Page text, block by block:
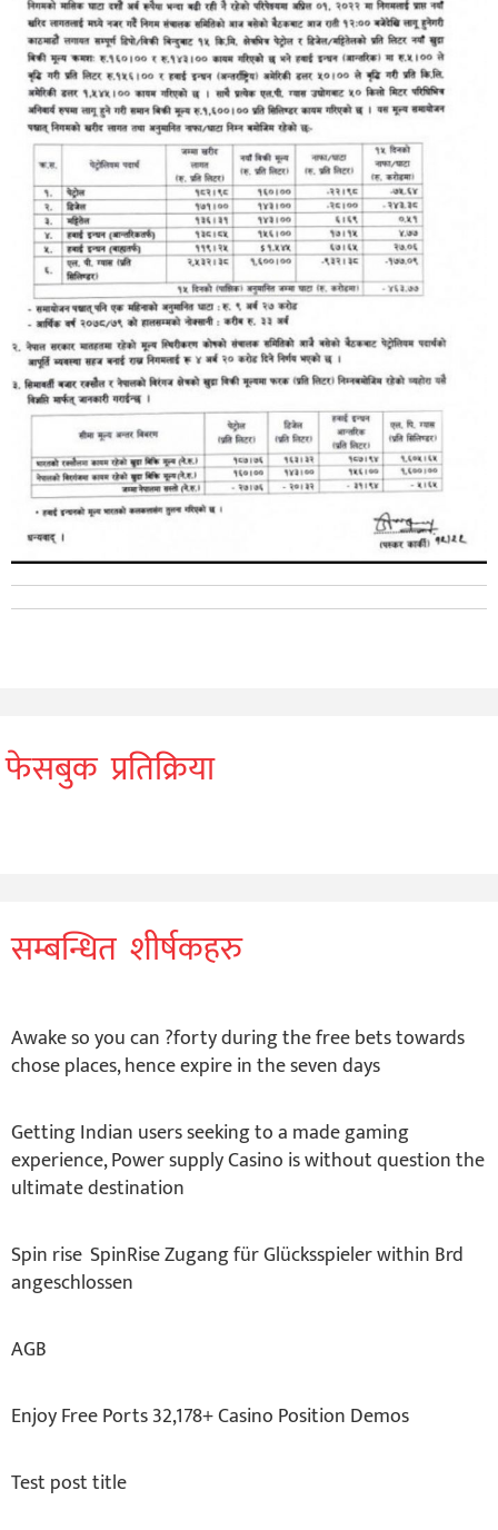
फेसबुक प्रतिक्रिया
सम्बन्धित शीर्षकहरु
Awake so you can ?forty during the free bets towards
chose places, hence expire in the seven days
Getting Indian users seeking to a made gaming
experience, Power supply Casino is without question the
ultimate destination
Spin rise ️ SpinRise Zugang für Glücksspieler within Brd
angeschlossen
AGB
Enjoy Free Ports 32,178+ Casino Position Demos
Test post title